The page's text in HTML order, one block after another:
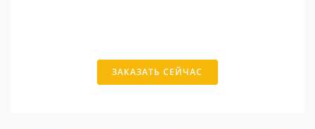
ЗАКАЗАТЬ СЕЙЧАС